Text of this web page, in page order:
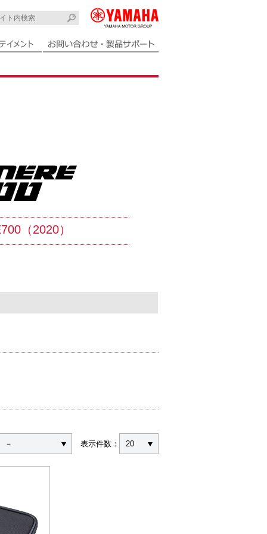
（2020）
－ 表示件数： 20